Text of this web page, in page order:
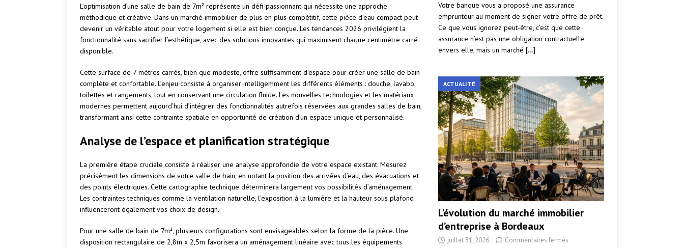
L’optimisation d’une salle de bain de 7m² représente un défi passionnant qui nécessite une approche
méthodique et créative. Dans un marché immobilier de plus en plus compétitif, cette pièce d’eau compact peut
devenir un véritable atout pour votre logement si elle est bien conçue. Les tendances 2026 privilégient la
fonctionnalité sans sacrifier l’esthétique, avec des solutions innovantes qui maximisent chaque centimètre carré
disponible.
Cette surface de 7 mètres carrés, bien que modeste, offre suffisamment d’espace pour créer une salle de bain
complète et confortable. L’enjeu consiste à organiser intelligemment les différents éléments : douche, lavabo,
toilettes et rangements, tout en conservant une circulation fluide. Les nouvelles technologies et les matériaux
modernes permettent aujourd’hui d’intégrer des fonctionnalités autrefois réservées aux grandes salles de bain,
transformant ainsi cette contrainte spatiale en opportunité de création d’un espace unique et personnalisé.
Analyse de l’espace et planification stratégique
La première étape cruciale consiste à réaliser une analyse approfondie de votre espace existant. Mesurez
précisément les dimensions de votre salle de bain, en notant la position des arrivées d’eau, des évacuations et
des points électriques. Cette cartographie technique déterminera largement vos possibilités d’aménagement.
Les contraintes techniques comme la ventilation naturelle, l’exposition à la lumière et la hauteur sous plafond
influenceront également vos choix de design.
Pour une salle de bain de 7m², plusieurs configurations sont envisageables selon la forme de la pièce. Une
disposition rectangulaire de 2,8m x 2,5m favorisera un aménagement linéaire avec tous les équipements
Votre banque vous a proposé une assurance
emprunteur au moment de signer votre offre de prêt.
Ce que vous ignorez peut-être, c’est que cette
assurance n’est pas une obligation contractuelle
envers elle, mais un marché […]
ACTUALITÉ
L’évolution du marché immobilier
d’entreprise à Bordeaux
juillet 31, 2026 Commentaires fermés